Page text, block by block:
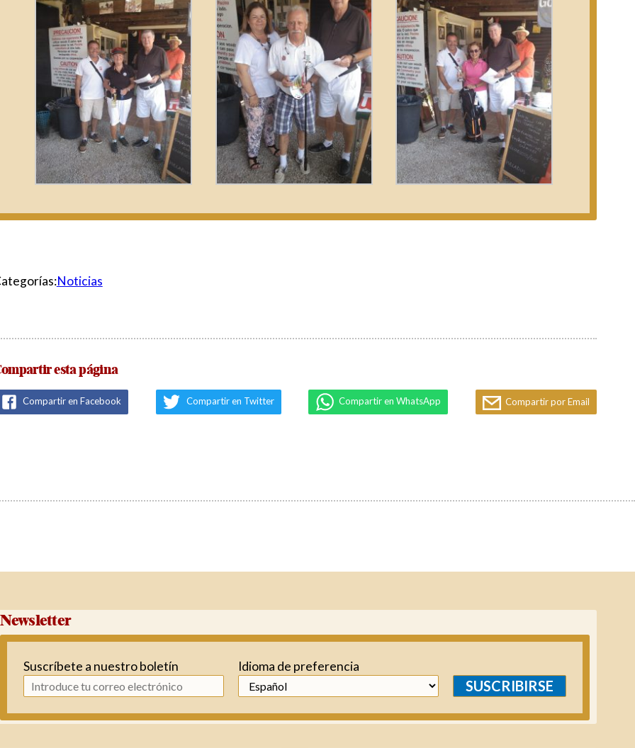
Noticias
esta página
Compartir en Facebook Compartir en Twitter Compartir en WhatsApp Compartir por Email
Newsletter
Suscríbete a nuestro boletín Idioma de preferencia
SUSCRIBIRSE